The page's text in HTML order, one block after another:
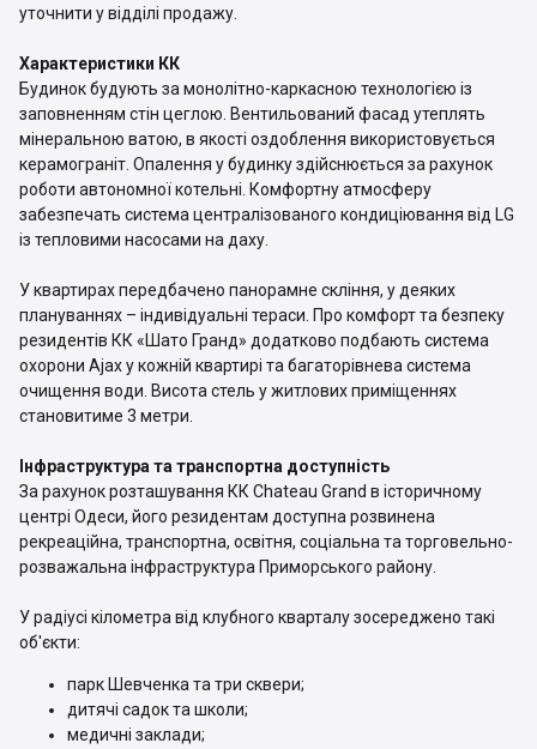
уточнити у відділі продажу.
Характеристики КК
Будинок будують за монолітно-каркасною технологією із
заповненням стін цеглою. Вентильований фасад утеплять
мінеральною ватою, в якості оздоблення використовується
керамограніт. Опалення у будинку здійснюється за рахунок
роботи автономної котельні. Комфортну атмосферу
забезпечать система централізованого кондиціювання від LG
із тепловими насосами на даху.
У квартирах передбачено панорамне скління, у деяких
плануваннях – індивідуальні тераси. Про комфорт та безпеку
резидентів КК «Шато Гранд» додатково подбають система
охорони Ajax у кожній квартирі та багаторівнева система
очищення води. Висота стель у житлових приміщеннях
становитиме 3 метри.
Інфраструктура та транспортна доступність
За рахунок розташування КК Chateau Grand в історичному
центрі Одеси, його резидентам доступна розвинена
рекреаційна, транспортна, освітня, соціальна та торговельно-
розважальна інфраструктура Приморського району.
У радіусі кілометра від клубного кварталу зосереджено такі
об'єкти:
парк Шевченка та три сквери;
дитячі садок та школи;
медичні заклади;